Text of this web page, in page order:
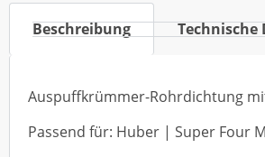
Beschreibung Technische
Auspuffkrümmer-Rohrdichtung
Passend für: Huber | Super Four